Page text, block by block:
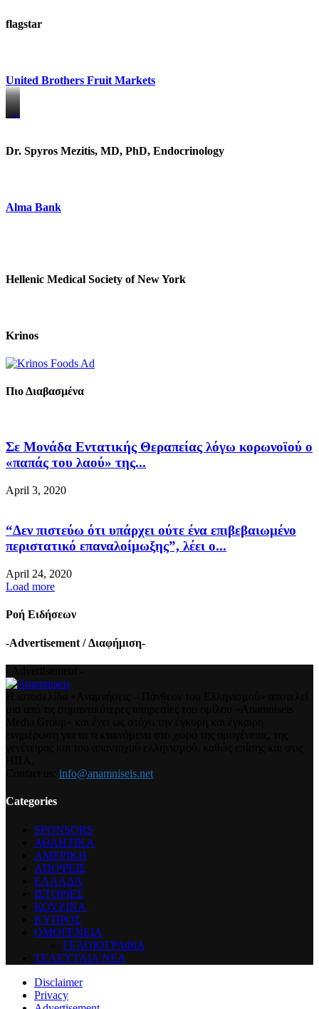
flagstar
United Brothers Fruit Markets
https://www.unitedbrothersfruitmarkets.com/
https://www.unitedbrothersfruitmarkets.com/
Dr. Spyros Mezitis, MD, PhD, Endocrinology
Alma Bank
Hellenic Medical Society of New York
Krinos
Πιο Διαβασμένα
Σε Μονάδα Εντατικής Θεραπείας λόγω κορωνοϊού ο
«παπάς του λαού» της...
April 3, 2020
“Δεν πιστεύω ότι υπάρχει ούτε ένα επιβεβαιωμένο
περιστατικό επαναλοίμωξης”, λέει ο...
April 24, 2020
Load more
Ροή Ειδήσεων
-Advertisement / Διαφήμιση-
info@anamniseis.net
Categories
SPONSORS
ΑΘΛΗΤΙΚΑ
ΑΜΕΡΙΚΗ
ΑΠΟΨΕΙΣ
ΕΛΛΑΔΑ
ΙΣΤΟΡΙΕΣ
ΚΟΥΖΙΝΑ
ΚΥΠΡΟΣ
ΟΜΟΓΕΝΕΙΑ
ΓΕΛΟΙΟΓΡΑΦΙΑ
ΤΕΛΕΥΤΑΙΑ ΝΕΑ
Disclaimer
Privacy